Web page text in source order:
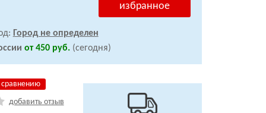
избранное
Город не определен
от 450 руб. (сегодня)
добавить отзыв